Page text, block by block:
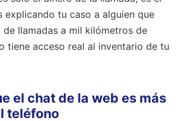
explicando tu caso a alguien que
de llamadas a mil kilómetros de
tiene acceso real al inventario de tu
el chat de la web es más
teléfono